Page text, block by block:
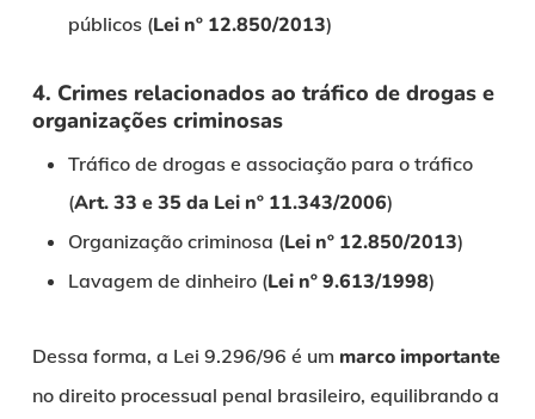
públicos (Lei nº 12.850/2013)
4. Crimes relacionados ao tráfico de drogas e
organizações criminosas
Tráfico de drogas e associação para o tráfico
(Art. 33 e 35 da Lei nº 11.343/2006)
Organização criminosa (Lei nº 12.850/2013)
Lavagem de dinheiro (Lei nº 9.613/1998)
Dessa forma, a Lei 9.296/96 é um marco importante
no direito processual penal brasileiro, equilibrando a